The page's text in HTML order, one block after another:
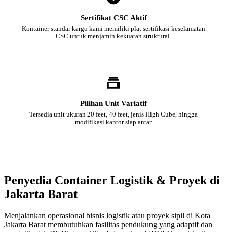
Sertifikat CSC Aktif
Kontainer standar kargo kami memiliki plat sertifikasi keselamatan
CSC untuk menjamin kekuatan struktural.
Pilihan Unit Variatif
Tersedia unit ukuran 20 feet, 40 feet, jenis High Cube, hingga
modifikasi kantor siap antar.
Penyedia Container Logistik & Proyek di
Jakarta Barat
Menjalankan operasional bisnis logistik atau proyek sipil di Kota
Jakarta Barat membutuhkan fasilitas pendukung yang adaptif dan